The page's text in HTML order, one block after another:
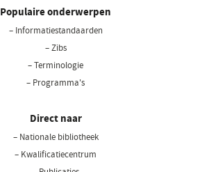
Populaire onderwerpen
– Informatiestandaarden
– Zibs
– Terminologie
– Programma's
Direct naar
– Nationale bibliotheek(opent
– Kwalificatiecentrum